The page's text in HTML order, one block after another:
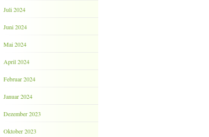
Juli 2024
Juni 2024
Mai 2024
April 2024
Februar 2024
Januar 2024
Dezember 2023
Oktober 2023